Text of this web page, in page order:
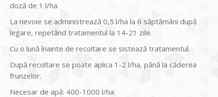
doză de 1 l/ha.
La nevoie se administrează 0,5 l/ha la 6 săptămâni după
legare, repetând tratamentul la 14-21 zile.
Cu o lună înainte de recoltare se sistează tratamentul.
După recoltare se poate aplica 1-2 l/ha, până la căderea
frunzelor.
Necesar de apă: 400-1000 l/ha.